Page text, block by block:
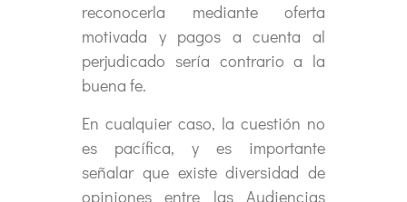
reconocerla mediante oferta
motivada y pagos a cuenta al
perjudicado sería contrario a la
buena fe.
En cualquier caso, la cuestión no
es pacífica, y es importante
señalar que existe diversidad de
opiniones entre las Audiencias